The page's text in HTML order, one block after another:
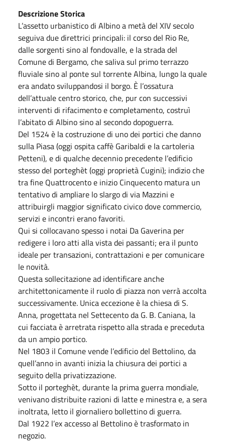
Descrizione Storica
L’assetto urbanistico di Albino a metà del XIV secolo
seguiva due direttrici principali: il corso del Rio Re,
dalle sorgenti sino al fondovalle, e la strada del
Comune di Bergamo, che saliva sul primo terrazzo
fluviale sino al ponte sul torrente Albina, lungo la quale
era andato sviluppandosi il borgo. È l’ossatura
dell’attuale centro storico, che, pur con successivi
interventi di rifacimento e completamento, costruì
l’abitato di Albino sino al secondo dopoguerra.
Del 1524 è la costruzione di uno dei portici che danno
sulla Piasa (oggi ospita caffè Garibaldi e la cartoleria
Petteni), e di qualche decennio precedente l’edificio
stesso del porteghèt (oggi proprietà Cugini); indizio che
tra fine Quattrocento e inizio Cinquecento matura un
tentativo di ampliare lo slargo di via Mazzini e
attribuirgli maggior significato civico dove commercio,
servizi e incontri erano favoriti.
Qui si collocavano spesso i notai Da Gaverina per
redigere i loro atti alla vista dei passanti; era il punto
ideale per transazioni, contrattazioni e per comunicare
le novità.
Questa sollecitazione ad identificare anche
architettonicamente il ruolo di piazza non verrà accolta
successivamente. Unica eccezione è la chiesa di S.
Anna, progettata nel Settecento da G. B. Caniana, la
cui facciata è arretrata rispetto alla strada e preceduta
da un ampio portico.
Nel 1803 il Comune vende l’edificio del Bettolino, da
quell’anno in avanti inizia la chiusura dei portici a
seguito della privatizzazione.
Sotto il porteghèt, durante la prima guerra mondiale,
venivano distribuite razioni di latte e minestra e, a sera
inoltrata, letto il giornaliero bollettino di guerra.
Dal 1922 l’ex accesso al Bettolino è trasformato in
negozio.